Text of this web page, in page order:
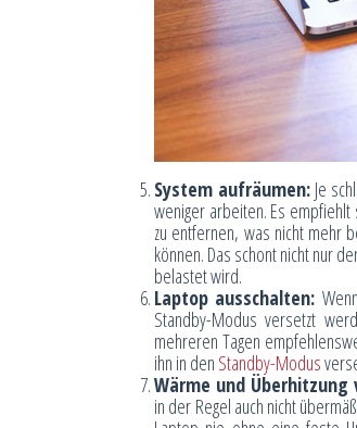
System aufräumen: Je
weniger arbeiten. Es empfiehlt
zu entfernen, was nicht mehr
können. Das schont nicht nur
belastet wird.
Laptop ausschalten:
Standby-Modus versetzt
mehreren Tagen
ihn in den Standby-Modus
Wärme und Überhitzung
in der Regel auch nicht